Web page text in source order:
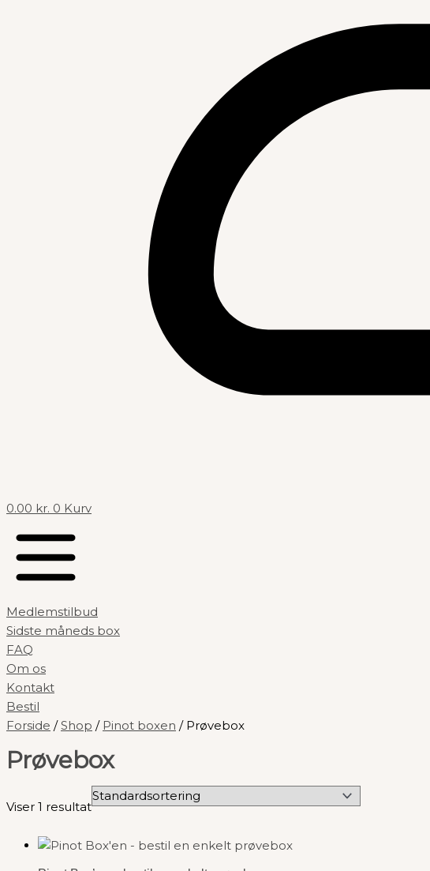
0.00 kr. 0 Kurv
Medlemstilbud
Sidste måneds box
FAQ
Om os
Kontakt
Bestil
Forside /Shop / Pinot boxen / Prøvebox
Prøvebox
Viser 1 resultat